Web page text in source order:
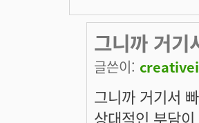
그니까 거기
글쓴이:
그니까 거기서
상대적인 부담